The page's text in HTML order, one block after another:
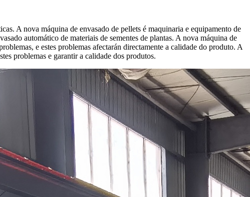
A nova máquina de envasado de pellets é maquinaria e equipamento de
automático de materiais de sementes de plantas. A nova máquina de
e estes problemas afectarán directamente a calidade do produto. A
problemas e garantir a calidade dos produtos.